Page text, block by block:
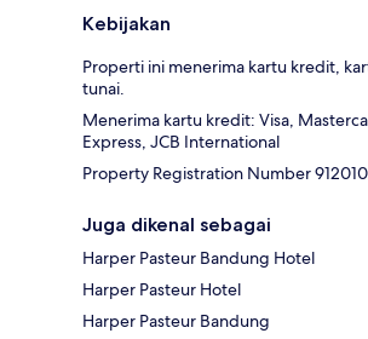
Kebijakan
Properti ini menerima kartu kredit,
tunai.
Menerima kartu kredit: Visa,
Express, JCB International
Property Registration Number
Juga dikenal sebagai
Harper Pasteur Bandung Hotel
Harper Pasteur Hotel
Harper Pasteur Bandung